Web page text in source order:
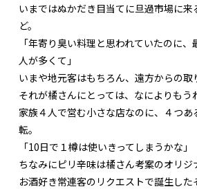
いまではぬかだき目当てに旦過市場に
ど。
「年寄り臭い料理と思われていたのに
人が多くて」
いまや地元客はもちろん、遠方からの取
それが橘さんにとっては、なによりもう
家族４人で営む小さな店なのに、４つあ
転。
「10日で１樽は使いきってしまうかな」
ちなみにピリ辛味は橘さん考案のオリジ
お酒好き常連客のリクエストで誕生した